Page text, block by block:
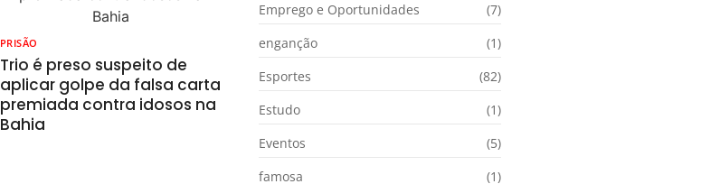
PRISÃO
Trio é preso suspeito de
aplicar golpe da falsa carta
premiada contra idosos na
Bahia
Emprego e Oportunidades
(7)
enganção
(1)
Esportes
(82)
Estudo
(1)
Eventos
(5)
famosa
(1)